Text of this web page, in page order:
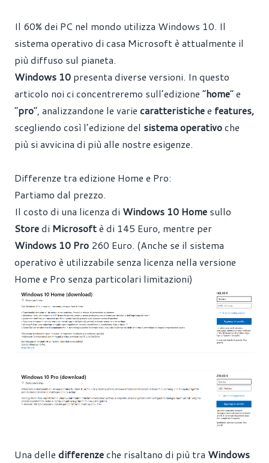
Il 60% dei PC nel mondo utilizza Windows 10. Il
sistema operativo di casa Microsoft è attualmente il
più diffuso sul pianeta.
Windows 10 presenta diverse versioni. In questo
articolo noi ci concentreremo sull’edizione “home” e
“pro”, analizzandone le varie caratteristichee features,
scegliendo così l’edizione del sistema operativoche
più si avvicina di più alle nostre esigenze.
Differenze tra edizione Home e Pro:
Partiamo dal prezzo.
Il costo di una licenza di Windows 10 Home sullo
Storedi Microsoftè di 145 Euro, mentre per
Windows 10 Pro 260 Euro. (Anche se il sistema
operativo è utilizzabile senza licenza nella versione
Home e Pro senza particolari limitazioni)
Una delle differenzeche risaltano di più tra Windows